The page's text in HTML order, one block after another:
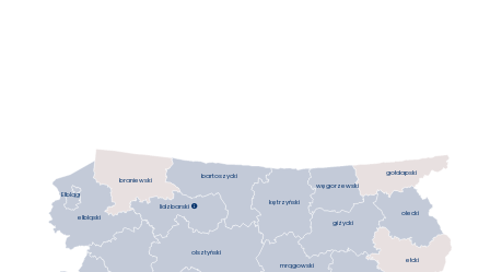
bartoszycki
braniewski
elbląski
ełcki
giżycki
kętrzyński
lidzbarski
mrągowski
olecki
olsztyński
gołdapski
węgorzewski
Elbląg